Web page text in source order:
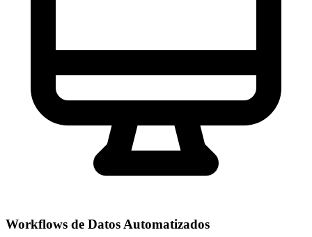
Workflows de Datos Automatizados